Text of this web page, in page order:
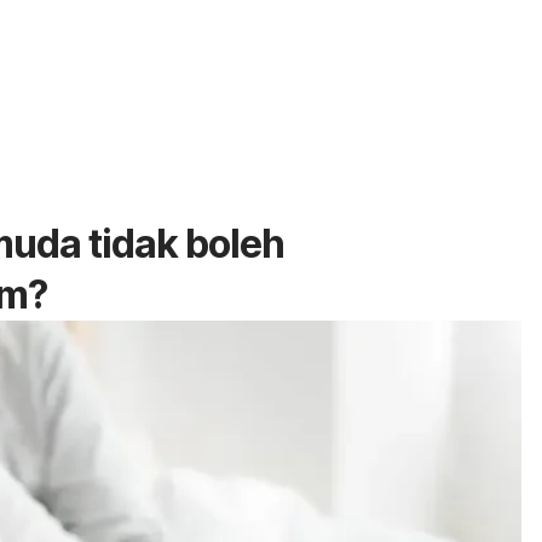
tidak boleh